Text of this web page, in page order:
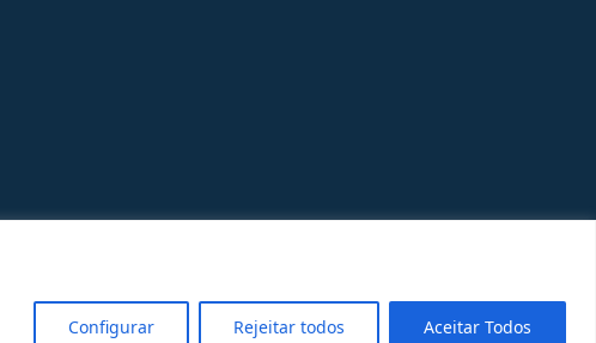
Configurar Rejeitar todos Aceitar Todos